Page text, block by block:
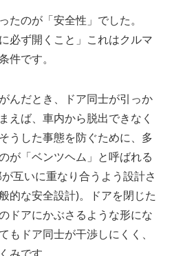
たのが「安全性」でした。
必ず開くこと」これはクルマ
件です。
んだとき、ドア同士が引っか
えば、車内から脱出できなく
うした事態を防ぐために、多
が「ベンツヘム」と呼ばれる
互いに重なり合うよう設計さ
的な安全設計)。ドアを閉じた
ドアにかぶさるような形にな
もドア同士が干渉しにくく、